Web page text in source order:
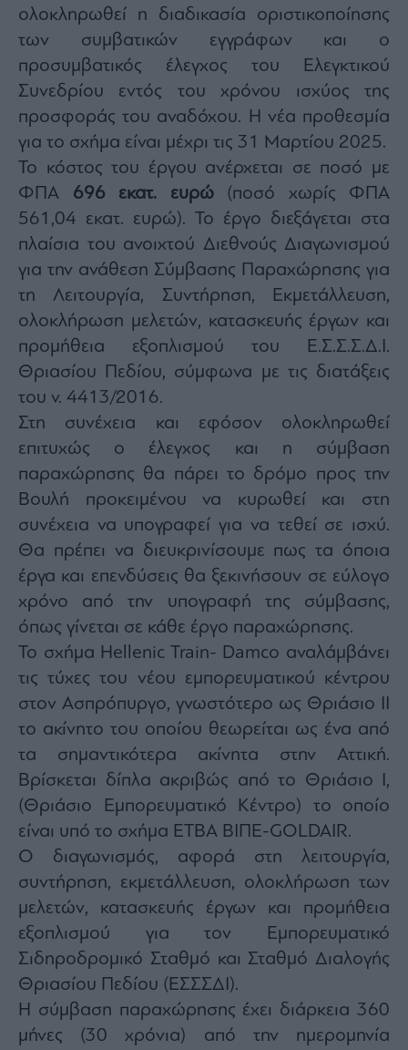
ολοκληρωθεί η διαδικασία οριστικοποίησης
των συμβατικών εγγράφων και ο
προσυμβατικός έλεγχος του Ελεγκτικού
Συνεδρίου εντός του χρόνου ισχύος της
προσφοράς του αναδόχου. Η νέα προθεσμία
για το σχήμα είναι μέχρι τις 31 Μαρτίου 2025.
Το κόστος του έργου ανέρχεται σε ποσό με
ΦΠΑ 696 εκατ. ευρώ(ποσό χωρίς ΦΠΑ
561,04 εκατ. ευρώ). Το έργο διεξάγεται στα
πλαίσια του ανοιχτού Διεθνούς Διαγωνισμού
για την ανάθεση Σύμβασης Παραχώρησης για
τη Λειτουργία, Συντήρηση, Εκμετάλλευση,
ολοκλήρωση μελετών, κατασκευής έργων και
προμήθεια εξοπλισμού του Ε.Σ.Σ.Σ.Δ.Ι.
Θριασίου Πεδίου, σύμφωνα με τις διατάξεις
του ν. 4413/2016.
Στη συνέχεια και εφόσον ολοκληρωθεί
επιτυχώς ο έλεγχος και η σύμβαση
παραχώρησης θα πάρει το δρόμο προς την
Βουλή προκειμένου να κυρωθεί και στη
συνέχεια να υπογραφεί για να τεθεί σε ισχύ.
Θα πρέπει να διευκρινίσουμε πως τα όποια
έργα και επενδύσεις θα ξεκινήσουν σε εύλογο
χρόνο από την υπογραφή της σύμβασης,
όπως γίνεται σε κάθε έργο παραχώρησης.
Το σχήμα Hellenic Train- Damco αναλάμβάνει
τις τύχες του νέου εμπορευματικού κέντρου
στον Ασπρόπυργο, γνωστότερο ως Θριάσιο ΙΙ
το ακίνητο του οποίου θεωρείται ως ένα από
τα σημαντικότερα ακίνητα στην Αττική.
Βρίσκεται δίπλα ακριβώς από το Θριάσιο Ι,
(Θριάσιο Εμπορευματικό Κέντρο) το οποίο
είναι υπό το σχήμα ΕΤΒΑ ΒΙΠΕ-GOLDAIR.
Ο διαγωνισμός, αφορά στη λειτουργία,
συντήρηση, εκμετάλλευση, ολοκλήρωση των
μελετών, κατασκευής έργων και προμήθεια
εξοπλισμού για τον Εμπορευματικό
Σιδηροδρομικό Σταθμό και Σταθμό Διαλογής
Θριασίου Πεδίου (ΕΣΣΣΔΙ).
Η σύμβαση παραχώρησης έχει διάρκεια 360
μήνες (30 χρόνια) από την ημερομηνία